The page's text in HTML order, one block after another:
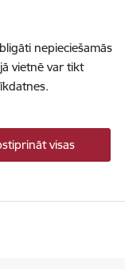
nepieciešamās
vietnē var tikt
visas